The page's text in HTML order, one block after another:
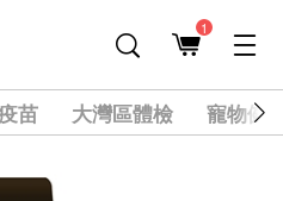
1
苗 大灣區體檢 寵物健